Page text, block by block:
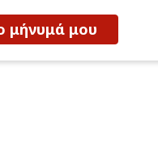
μήνυμά μου